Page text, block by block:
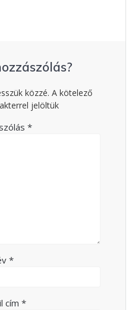
közzé. A kötelező
jelöltük
*
*
cím *